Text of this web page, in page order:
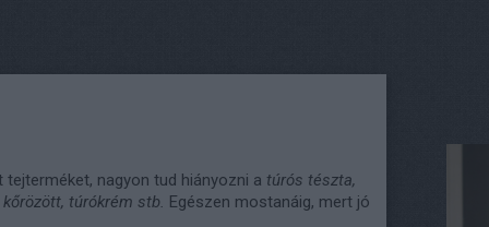
nagyon tud hiányozni a túrós tészta,
túrókrém stb. Egészen mostanáig, mert jó